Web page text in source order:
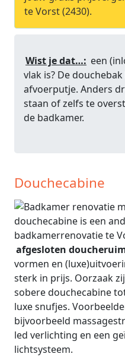
te Vorst (2430).
Wist je dat…: een
vlak is? De
afvoerputje. Anders
staan of zelfs te
de badkamer.
Douchecabine
douchecabine is een
badkamerrenovatie te
afgesloten
vormen en
sterk in prijs. Oorzaak
sobere douchecabine
luxe snufjes.
bijvoorbeeld
led verlichting en een
lichtsysteem.